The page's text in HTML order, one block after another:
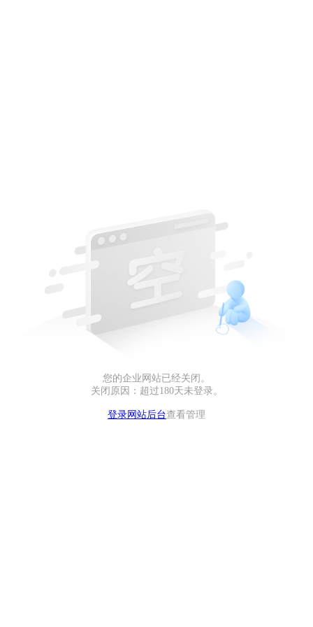
您的企业网站已经关闭。
关闭原因：超过180天未登录。
登录网站后台查看管理